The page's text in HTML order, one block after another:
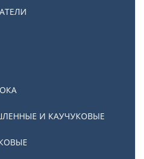
И КАУЧУКОВЫЕ